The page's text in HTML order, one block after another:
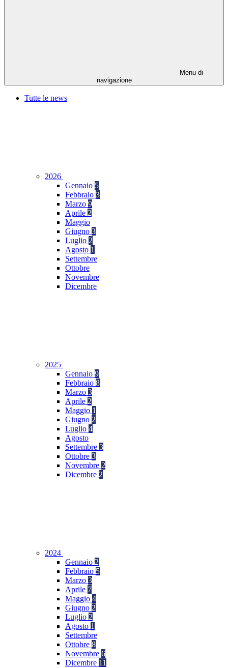
Menu di
navigazione
Tutte le news
2026
Gennaio 5
Febbraio 3
Marzo 9
Aprile 2
Maggio
Giugno 3
Luglio 2
Agosto 1
Settembre
Ottobre
Novembre
Dicembre
2025
Gennaio 9
Febbraio 8
Marzo 3
Aprile 2
Maggio 1
Giugno 2
Luglio 4
Agosto
Settembre 3
Ottobre 3
Novembre 2
Dicembre 2
2024
Gennaio 2
Febbraio 5
Marzo 3
Aprile 7
Maggio 4
Giugno 2
Luglio 2
Agosto 1
Settembre
Ottobre 8
Novembre 6
Dicembre 11